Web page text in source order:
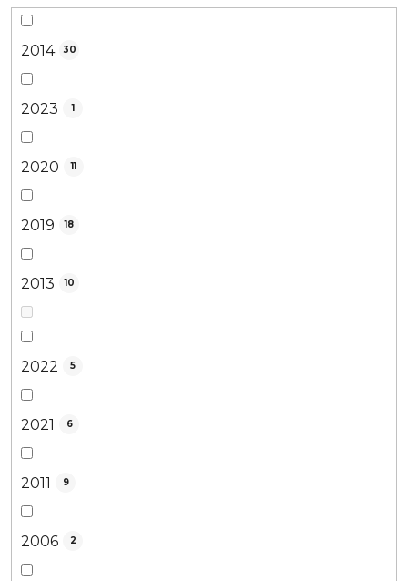
2014 30
2023 1
2020 11
2019 18
2013 10
2022 5
2021 6
2011 9
2006 2